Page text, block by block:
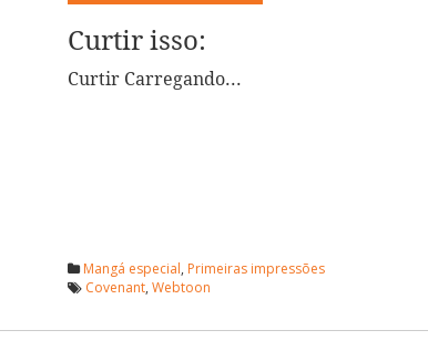
Curtir isso:
Curtir Carregando...
Mangá especial, Primeiras impressões
Covenant,Webtoon